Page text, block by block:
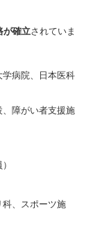
が確立されていま
学病院、日本医科
、障がい者支援施
科、スポーツ施